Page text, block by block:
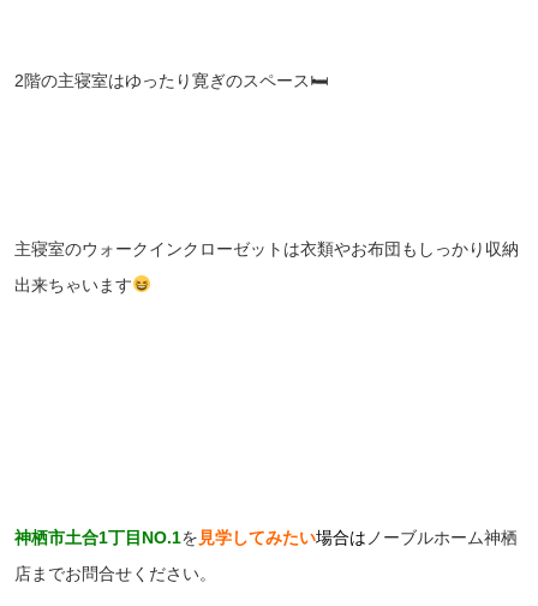
2階の主寝室はゆったり寛ぎのスペース🛏
主寝室のウォークインクローゼットは衣類やお布団もしっかり収納
出来ちゃいます
神栖市土合1丁目NO.1を 見学してみたい場合は ノーブルホーム神栖
店までお問合せください。